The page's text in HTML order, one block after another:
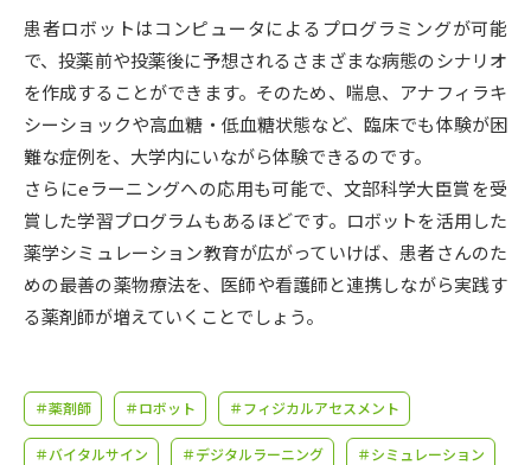
新生活お役立ちガイド
学問発見 学問検索
大学で学びたい学問発見
学問のミニ講義「夢ナビ講義」 学問分野解説
ユーザーサポート
患者ロボットはコンピュータによるプログラミングが可能
で、投薬前や投薬後に予想されるさまざまな病態のシナリオ
を作成することができます。そのため、喘息、アナフィラキ
シーショックや高血糖・低血糖状態など、臨床でも体験が困
難な症例を、大学内にいながら体験できるのです。
さらにeラーニングへの応用も可能で、文部科学大臣賞を受
賞した学習プログラムもあるほどです。ロボットを活用した
薬学シミュレーション教育が広がっていけば、患者さんのた
めの最善の薬物療法を、医師や看護師と連携しながら実践す
る薬剤師が増えていくことでしょう。
＃薬剤師 ＃ロボット ＃フィジカルアセスメント
＃バイタルサイン ＃デジタルラーニング ＃シミュレーション